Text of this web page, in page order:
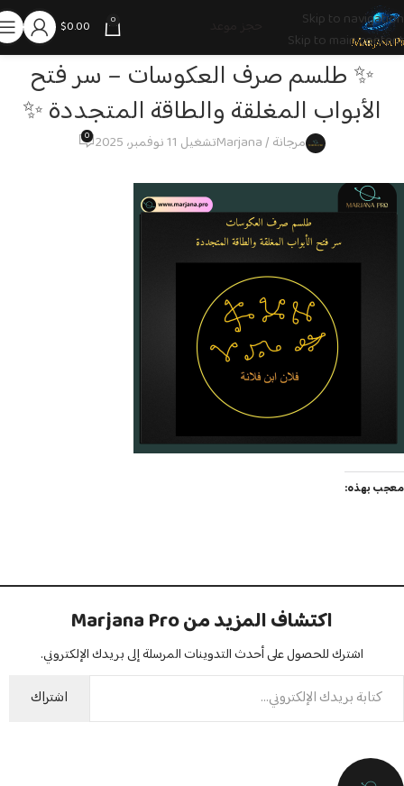
Skip to navigation
Skip to main content
0
$0.00
✨ طلسم صرف العكوسات – سر فتح
الأبواب المغلقة والطاقة المتجددة ✨
مرجانة / Marjana تشغيل 11 نوفمبر، 2025 0
معجب بهذه:
اكتشاف المزيد من Marjana Pro
اشترك للحصول على أحدث التدوينات المرسلة إلى بريدك الإلكتروني.
اشتراك